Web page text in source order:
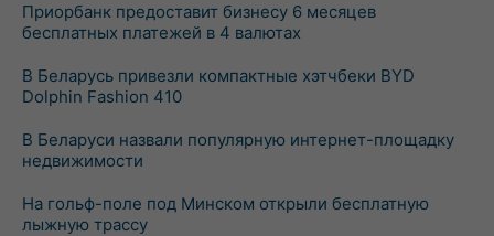
Приорбанк предоставит бизнесу 6 месяцев
бесплатных платежей в 4 валютах
В Беларусь привезли компактные хэтчбеки BYD
Dolphin Fashion 410
В Беларуси назвали популярную интернет-площадку
недвижимости
На гольф-поле под Минском открыли бесплатную
лыжную трассу